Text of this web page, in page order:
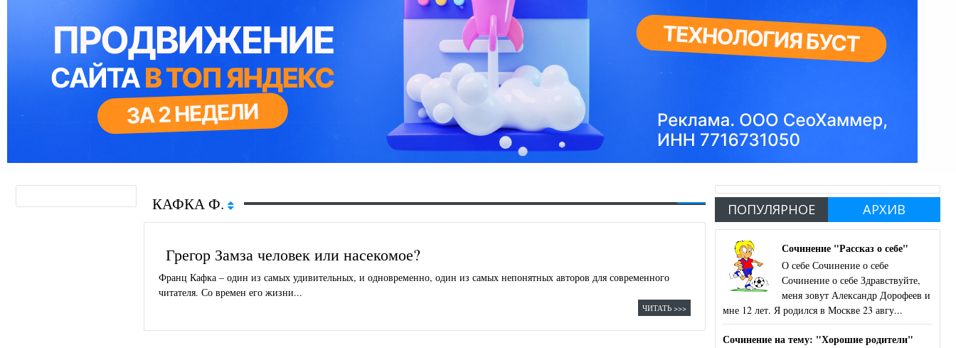
КАФКА Ф.
Грегор Замза человек или насекомое?
Франц Кафка – один из самых удивительных, и одновременно, один из самых непонятных авторов для современного
читателя. Со времен его жизни...
ЧИТАТЬ >>>
ПОПУЛЯРНОЕ АРХИВ
Сочинение "Рассказ о себе"
О себе Сочинение о себе
Сочинение о себе Здравствуйте,
меня зовут Александр Дорофеев и
мне 12 лет. Я родился в Москве 23 авгу...
Сочинение на тему: "Хорошие родители"